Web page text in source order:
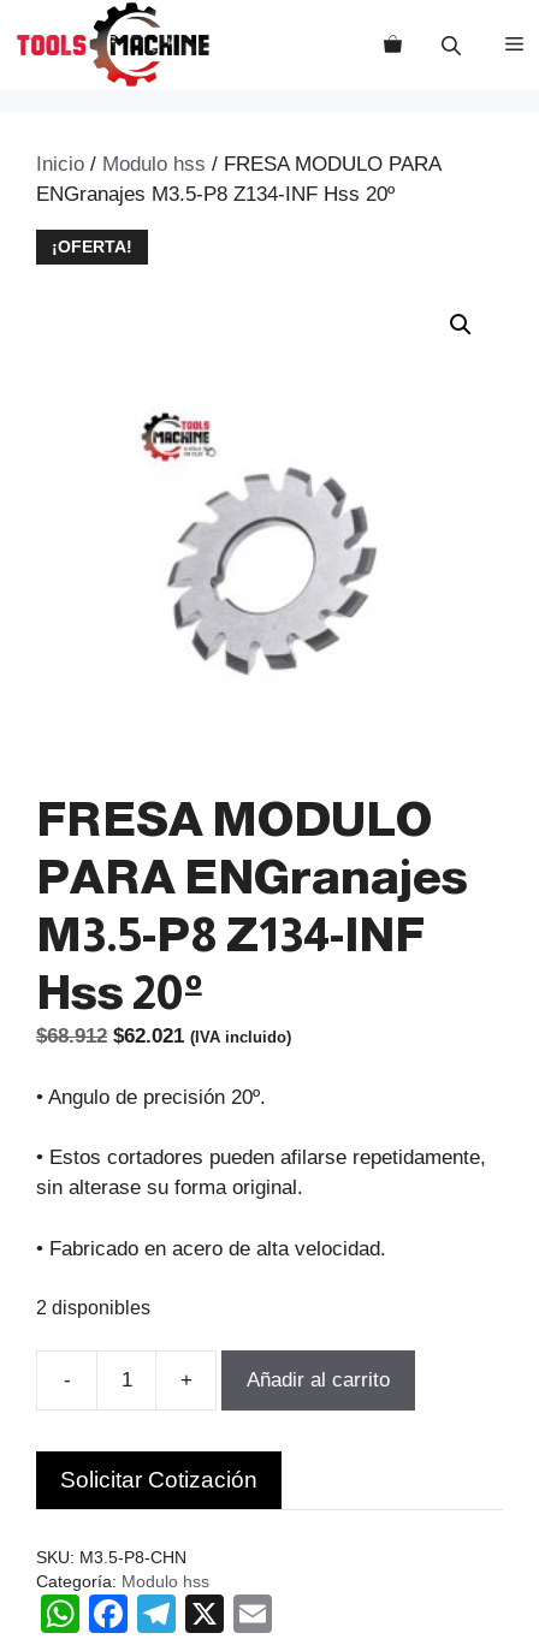
Inicio / Modulo hss / FRESA MODULO PARA
ENGranajes M3.5-P8 Z134-INF Hss 20º
¡OFERTA!
FRESA MODULO
PARA ENGranajes
M3.5-P8 Z134-INF
Hss 20º
$68.912 El
original
$68.912.
$62.021El
actual
$62.021.
(IVA incluido)
• Angulo de precisión 20º.
• Estos cortadores pueden afilarse repetidamente,
sin alterase su forma original.
• Fabricado en acero de alta velocidad.
2 disponibles
-
FRESA
PARA
ENGranajes
M3.5-
INF
Hss
+ Añadir al carrito
Solicitar Cotización
SKU: M3.5-P8-CHN
Categoría: Modulo hss
W
F
T
X